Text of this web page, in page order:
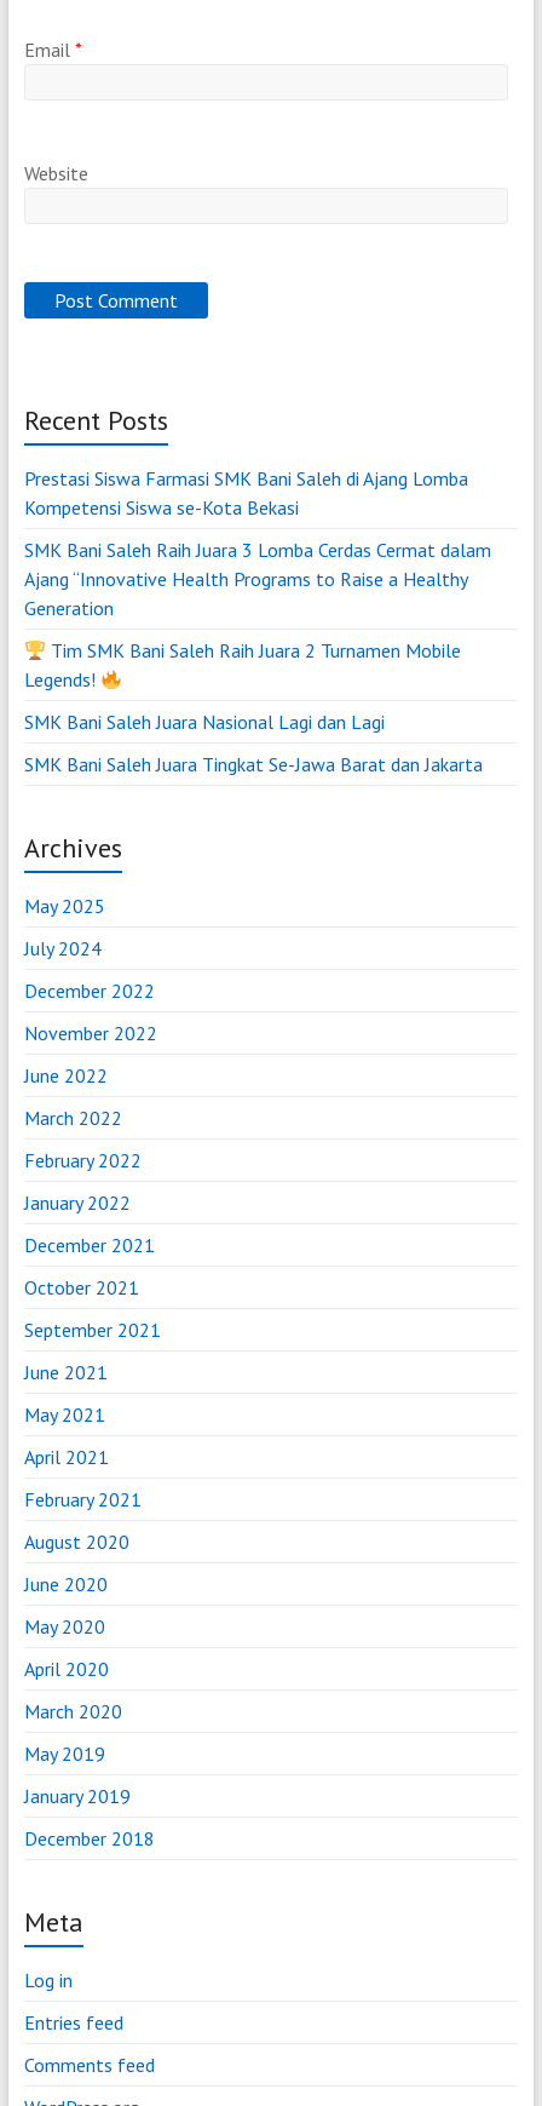
Email *
Website
Recent Posts
Prestasi Siswa Farmasi SMK Bani Saleh di Ajang Lomba
Kompetensi Siswa se-Kota Bekasi
SMK Bani Saleh Raih Juara 3 Lomba Cerdas Cermat dalam
Ajang “Innovative Health Programs to Raise a Healthy
Generation
Tim SMK Bani Saleh Raih Juara 2 Turnamen Mobile
Legends!
SMK Bani Saleh Juara Nasional Lagi dan Lagi
SMK Bani Saleh Juara Tingkat Se-Jawa Barat dan Jakarta
Archives
May 2025
July 2024
December 2022
November 2022
June 2022
March 2022
February 2022
January 2022
December 2021
October 2021
September 2021
June 2021
May 2021
April 2021
February 2021
August 2020
June 2020
May 2020
April 2020
March 2020
May 2019
January 2019
December 2018
Meta
Log in
Entries feed
Comments feed